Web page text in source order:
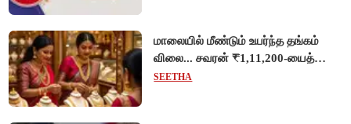
மாலையில் மீண்டும் உயர்ந்த தங்கம்
விலை... சவரன் ₹1,11,200-யைத்
தொட்டது!
SEETHA